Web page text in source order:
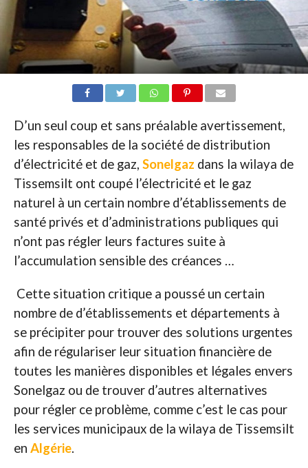
D’un seul coup et sans préalable avertissement,
les responsables de la société de distribution
d’électricité et de gaz, Sonelgaz dans la wilaya de
Tissemsilt ont coupé l’électricité et le gaz
naturel à un certain nombre d’établissements de
santé privés et d’administrations publiques qui
n’ont pas régler leurs factures suite à
l’accumulation sensible des créances …
Cette situation critique a poussé un certain
nombre de d’établissements et départements à
se précipiter pour trouver des solutions urgentes
afin de régulariser leur situation financière de
toutes les manières disponibles et légales envers
Sonelgaz ou de trouver d’autres alternatives
pour régler ce problème, comme c’est le cas pour
les services municipaux de la wilaya de Tissemsilt
en Algérie.